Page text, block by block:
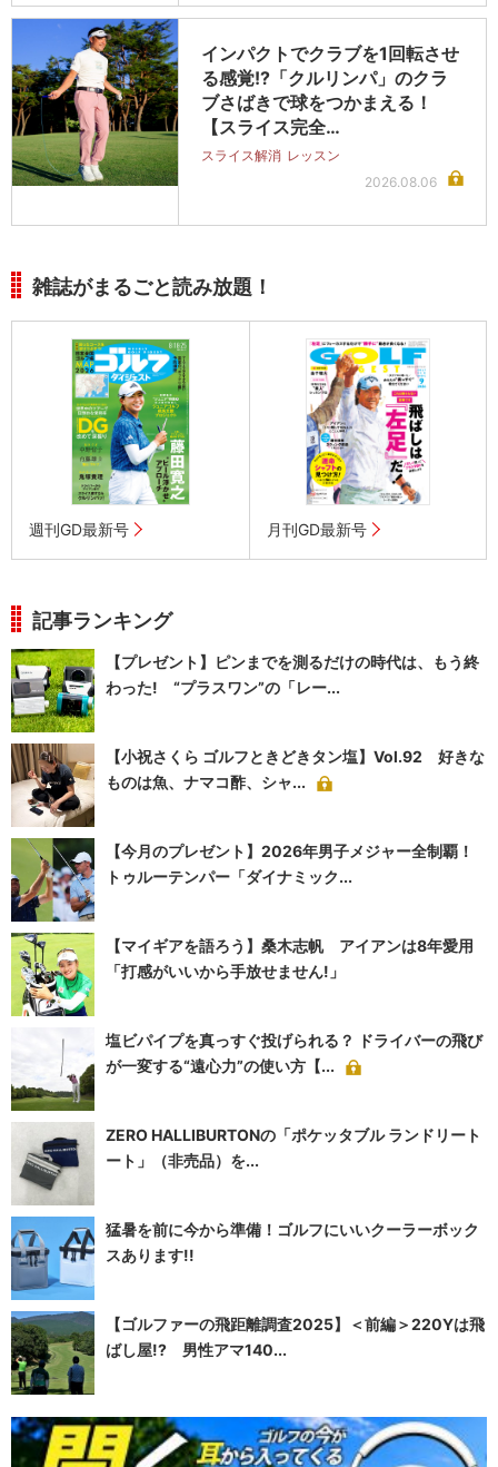
インパクトでクラブを1回転させ
る感覚!?「クルリンパ」のクラ
ブさばきで球をつかまえる！
【スライス完全…
スライス解消 レッスン
2026.08.06
雑誌がまるごと読み放題！
週刊GD最新号 月刊GD最新号
記事ランキング
【プレゼント】ピンまでを測るだけの時代は、もう終
わった! “プラスワン”の「レー...
【小祝さくら ゴルフときどきタン塩】Vol.92 好きな
ものは魚、ナマコ酢、シャ...
【今月のプレゼント】2026年男子メジャー全制覇！
トゥルーテンパー「ダイナミック...
【マイギアを語ろう】桑木志帆 アイアンは8年愛用
「打感がいいから手放せません!」
塩ビパイプを真っすぐ投げられる？ ドライバーの飛び
が一変する“遠心力”の使い方【...
ZERO HALLIBURTONの「ポケッタブル ランドリート
ート」（非売品）を...
猛暑を前に今から準備！ゴルフにいいクーラーボック
スあります!!
【ゴルファーの飛距離調査2025】＜前編＞220Yは飛
ばし屋!? 男性アマ140...